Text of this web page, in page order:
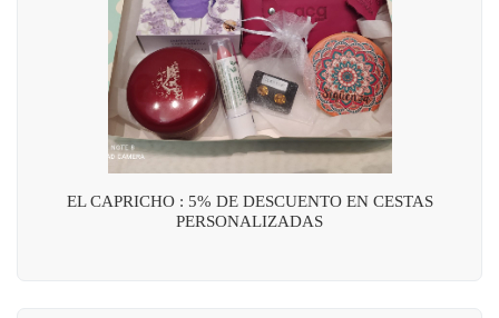
EL CAPRICHO : 5% DE DESCUENTO EN CESTAS
PERSONALIZADAS